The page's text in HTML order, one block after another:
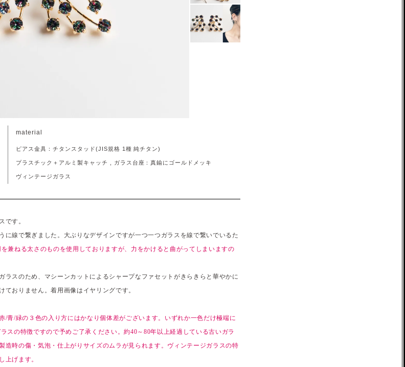
material
ピアス金具：チタンスタッド(JIS規格 1種 純チタン)
プラスチック＋アルミ製キャッチ , ガラス台座：真鍮にゴールドメッキ
ヴィンテージガラス
です。
に線で繋ぎました。大ぶりなデザインですが一つ一つガラスを線で繋いでいるた
兼ねる太さのものを使用しておりますが、力をかけると曲がってしまいますの
ラスのため、マシーンカットによるシャープなファセットがきらきらと華やかに
おりません。着用画像はイヤリングです。
/青/緑の３色の入り方にはかなり個体差がございます。いずれか一色だけ極端に
スの特徴ですので予めご了承ください。約40～80年以上経過している古いガラ
造時の傷・気泡・仕上がりサイズのムラが見られます。ヴィンテージガラスの特
上げます。